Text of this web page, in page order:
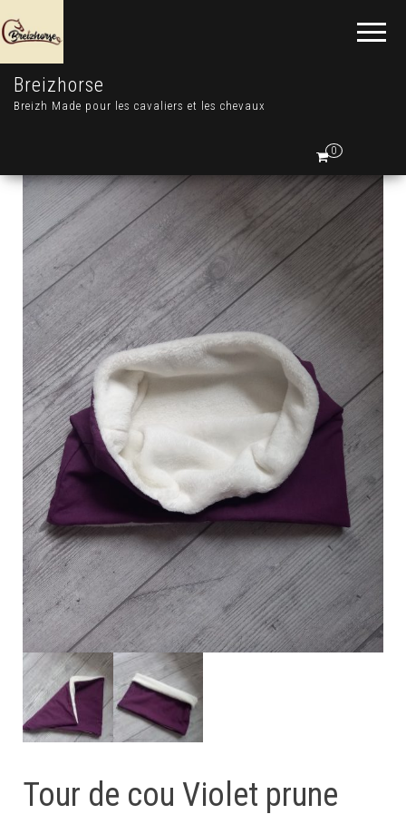
Breizhorse
Breizh Made pour les cavaliers et les chevaux
0
Tour de cou Violet prune